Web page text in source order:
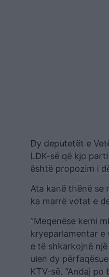
Dy deputetët e
LDK-së që kjo
është propozim i
Ata kanë thënë se
ka marrë votat e
“Meqenëse kemi
kryeparlamentar e
e të shkarkojnë
ulen dy
KTV-së. “Andaj